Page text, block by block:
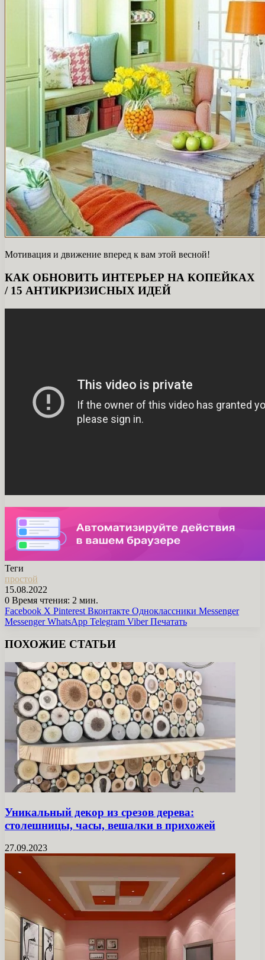
Мотивация и движение вперед к вам этой весной!
КАК ОБНОВИТЬ ИНТЕРЬЕР НА КОПЕЙКАХ
/ 15 АНТИКРИЗИСНЫХ ИДЕЙ
Теги
простой
15.08.2022
0 Время чтения: 2 мин.
Facebook X Pinterest Вконтакте Одноклассники Messenger
Messenger WhatsApp Telegram Viber Печатать
ПОХОЖИЕ СТАТЬИ
Уникальный декор из срезов дерева:
столешницы, часы, вешалки в прихожей
27.09.2023